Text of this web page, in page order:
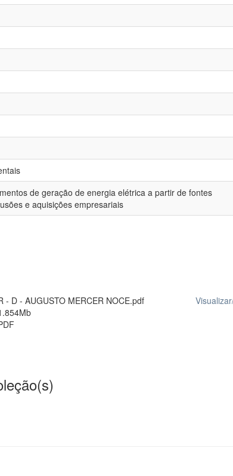
de geração de energia elétrica a partir de fontes
e aquisições empresariais
- D - AUGUSTO MERCER NOCE.pdf